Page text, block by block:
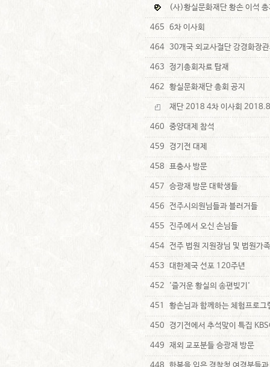
(사)황실문화재단 황손 이석
465 6차 이사회
464 30개국 외교사절단 강경화장
463 정기총회자료 탑재
462 황실문화재단 총회 공지
재단 2018 4차 이사회
460 중양대제 참석
459 경기전 대제
458 표충사 방문
457 승광재 방문 대학생들
456 전주시의원님들과 블러거들
455 진주에서 오신 손님들
454 전주 법원 지원장님 및 법원가
453 대한제국 선포 120주년
452 '즐거운 황실의 송편빚기'
451 황손님과 함께하는 체험프로그
450 경기전에서 추석맞이 특집
449 재외 교포분들 승광재 방문